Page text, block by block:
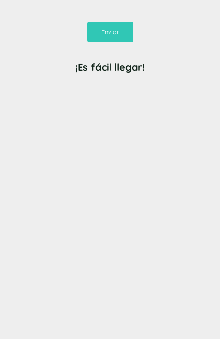
Enviar
¡Es fácil llegar!